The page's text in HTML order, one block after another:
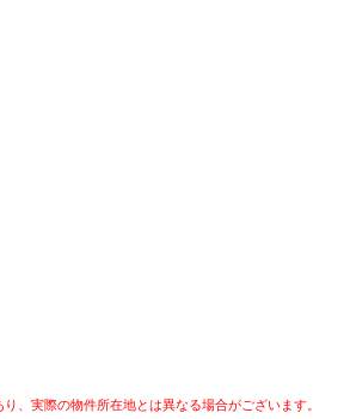
、実際の物件所在地とは異なる場合がございます。